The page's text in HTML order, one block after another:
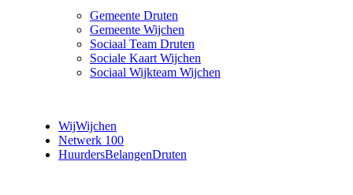
Gemeente Druten
Gemeente Wijchen
Sociaal Team Druten
Sociale Kaart Wijchen
Sociaal Wijkteam Wijchen
WijWijchen
Netwerk 100
HuurdersBelangenDruten